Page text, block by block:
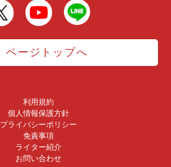
ページトップへ
利用規約
個人情報保護方針
プライバシーポリシー
免責事項
ライター紹介
お問い合わせ